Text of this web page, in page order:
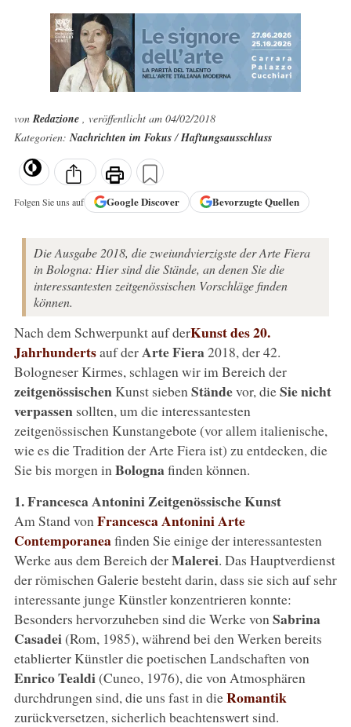
vonRedazione , veröffentlicht am 04/02/2018
Kategorien:Nachrichten im Fokus/Haftungsausschluss
Folgen Sie uns auf GoogleDiscover Bevorzugte Quellen
Die Ausgabe 2018, die zweiundvierzigste der Arte Fiera
in Bologna: Hier sind die Stände, an denen Sie die
interessantesten zeitgenössischen Vorschläge finden
können.
Nach dem Schwerpunkt auf derKunst des 20.
Jahrhundertsauf derArte Fiera2018, der 42.
Bologneser Kirmes, schlagen wir im Bereich der
zeitgenössischenKunst sieben Ständevor, dieSie nicht
verpassen sollten, um die interessantesten
zeitgenössischen Kunstangebote (vor allem italienische,
wie es die Tradition der Arte Fiera ist) zu entdecken, die
Sie bis morgen in Bolognafinden können.
1. Francesca Antonini Zeitgenössische Kunst
Am Stand von Francesca Antonini Arte
Contemporaneafinden Sie einige der interessantesten
Werke aus dem Bereich derMalerei. Das Hauptverdienst
der römischen Galerie besteht darin, dass sie sich auf sehr
interessante junge Künstler konzentrieren konnte:
Besonders hervorzuheben sind die Werke von Sabrina
Casadei(Rom, 1985), während bei den Werken bereits
etablierter Künstler die poetischen Landschaften von
Enrico Tealdi(Cuneo, 1976), die von Atmosphären
durchdrungen sind, die uns fast in dieRomantik
zurückversetzen, sicherlich beachtenswert sind.